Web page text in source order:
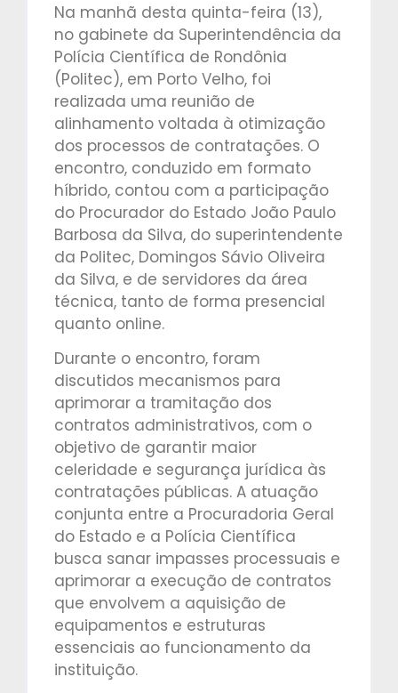
Na manhã desta quinta-feira (13),
no gabinete da Superintendência da
Polícia Científica de Rondônia
(Politec), em Porto Velho, foi
realizada uma reunião de
alinhamento voltada à otimização
dos processos de contratações. O
encontro, conduzido em formato
híbrido, contou com a participação
do Procurador do Estado João Paulo
Barbosa da Silva, do superintendente
da Politec, Domingos Sávio Oliveira
da Silva, e de servidores da área
técnica, tanto de forma presencial
quanto online.
Durante o encontro, foram
discutidos mecanismos para
aprimorar a tramitação dos
contratos administrativos, com o
objetivo de garantir maior
celeridade e segurança jurídica às
contratações públicas. A atuação
conjunta entre a Procuradoria Geral
do Estado e a Polícia Científica
busca sanar impasses processuais e
aprimorar a execução de contratos
que envolvem a aquisição de
equipamentos e estruturas
essenciais ao funcionamento da
instituição.